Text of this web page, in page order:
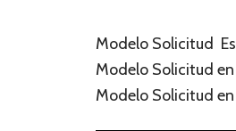
Modelo Solicitud
Modelo Solicitud
Modelo Solicitud